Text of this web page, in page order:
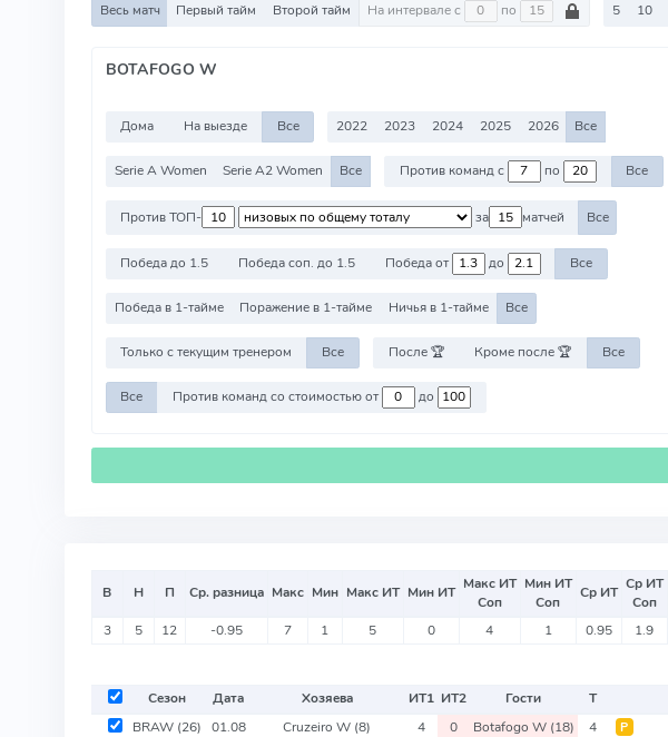
Весь матч Первый тайм Второй тайм На интервале с по 5 10
BOTAFOGO W
Дома На выезде Все 2022 2023 2024 2025 2026 Все
Serie A Women Serie A2 Women Все Против команд с по Все
Против ТОП- за матчей Все
Победа до 1.5 Победа соп. до 1.5 Победа от до Все
Победа в 1-тайме Поражение в 1-тайме Ничья в 1-тайме Все
Только с текущим тренером Все После 🏆 Кроме после 🏆 Все
Все Против команд со стоимостью от до
В Н П Ср. разница Макс Мин Макс ИТ Мин ИТ Макс ИТ
Соп
Мин ИТ
Соп
Ср ИТ Ср ИТ
Соп
3 5 12 -0.95 7 1 5 0 4 1 0.95 1.9
Сезон Дата Хозяева ИТ1 ИТ2 Гости Т
BRAW (26) 01.08 Cruzeiro W (8) 4 0 Botafogo W (18) 4 Р